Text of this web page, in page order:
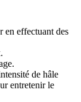
en effectuant des
de hâle
entretenir le